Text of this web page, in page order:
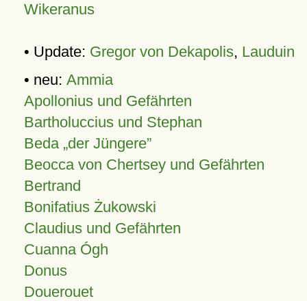
Wikeranus
• Update: Gregor von Dekapolis, Lauduin
• neu: Ammia
Apollonius und Gefährten
Bartholuccius und Stephan
Beda „der Jüngere”
Beocca von Chertsey und Gefährten
Bertrand
Bonifatius Żukowski
Claudius und Gefährten
Cuanna Ógh
Donus
Douerouet